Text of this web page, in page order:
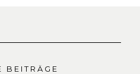
BEITRÄGE